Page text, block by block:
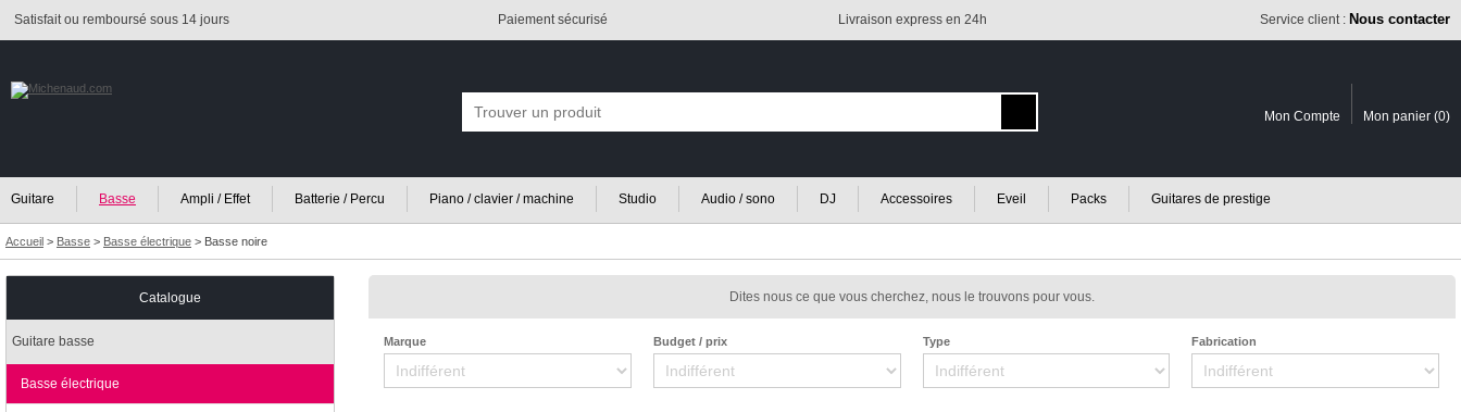
Satisfait ou remboursé sous 14 jours Paiement sécurisé Livraison express en 24h Service client : Nous contacter
Mon Compte Mon panier (0)
Guitare Basse Ampli / Effet Batterie / Percu Piano / clavier / machine Studio Audio / sono DJ Accessoires Eveil Packs Guitares de prestige
Accueil > Basse > Basse électrique > Basse noire
Dites nous ce que vous cherchez, nous le trouvons pour vous.
Marque Budget / prix Type Fabrication
Catalogue
Guitare basse
Basse électrique